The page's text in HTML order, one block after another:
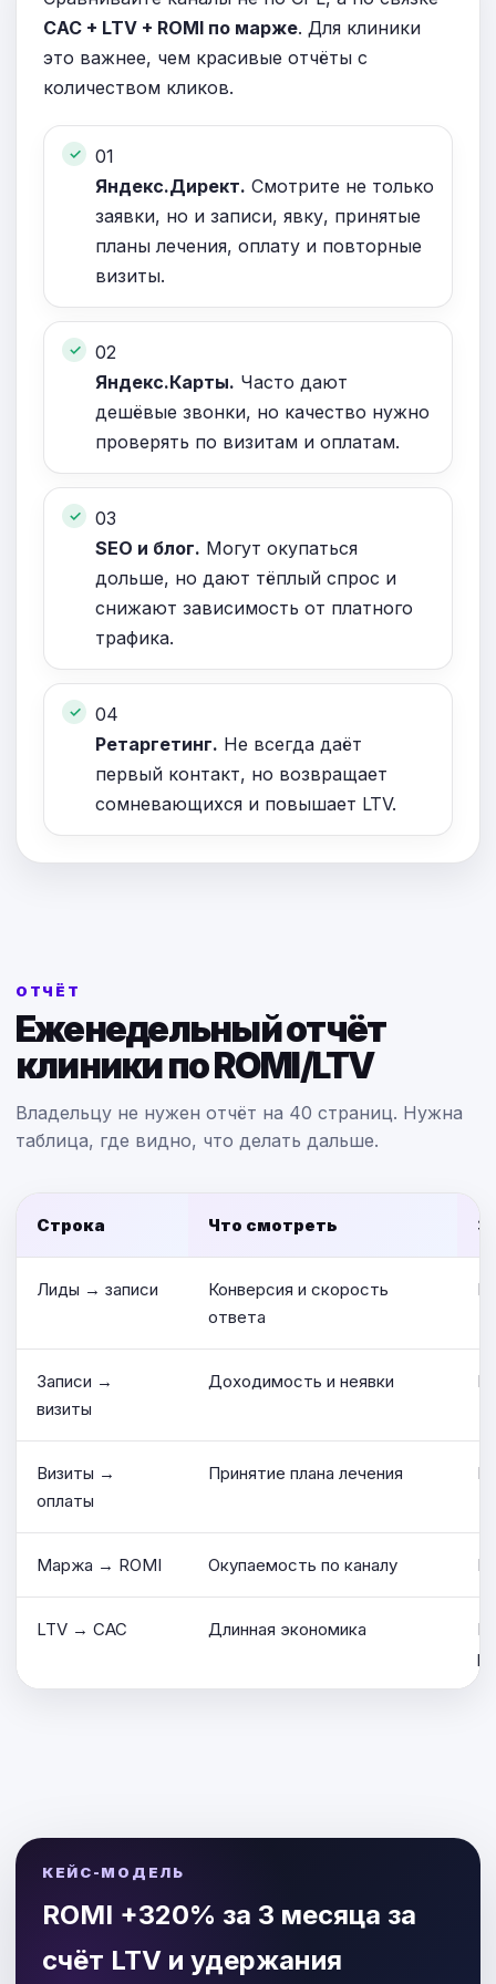
CAC + LTV + ROMI по марже. Для клиники
это важнее, чем красивые отчёты с
количеством кликов.
01
Яндекс.Директ. Смотрите не только
заявки, но и записи, явку, принятые
планы лечения, оплату и повторные
визиты.
02
Яндекс.Карты. Часто дают
дешёвые звонки, но качество нужно
проверять по визитам и оплатам.
03
SEO и блог. Могут окупаться
дольше, но дают тёплый спрос и
снижают зависимость от платного
трафика.
04
Ретаргетинг. Не всегда даёт
первый контакт, но возвращает
сомневающихся и повышает LTV.
ОТЧЁТ
Еженедельный отчёт
клиники по ROMI/LTV
Владельцу не нужен отчёт на 40 страниц. Нужна
таблица, где видно, что делать дальше.
Строка Что смотреть
Лиды → записи
Конверсия и скорость
ответа
Записи →
визиты
Доходимость и неявки
Визиты →
оплаты
Принятие плана лечения
Маржа → ROMI Окупаемость по каналу
LTV → CAC Длинная экономика
КЕЙС-МОДЕЛЬ
ROMI +320% за 3 месяца за
счёт LTV и удержания